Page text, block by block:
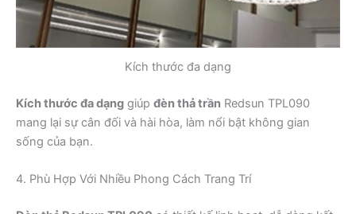
Kích thước đa dạng
Kích thước đa dạng giúp đèn thả trần Redsun TPL090
mang lại sự cân đối và hài hòa, làm nổi bật không gian
sống của bạn.
4. Phù Hợp Với Nhiều Phong Cách Trang Trí